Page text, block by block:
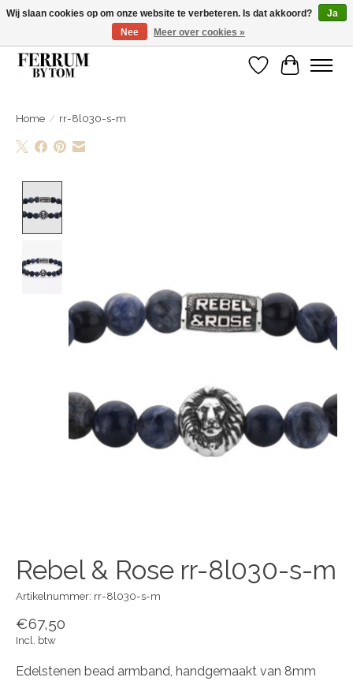
Wij zijn gelsoten van 14 tm 18 februari
Verlanglijst
Home / rr-8l030-s-m
Rebel & Rose rr-8l030-s-m
Artikelnummer: rr-8l030-s-m
€67,50
Incl. btw
Edelstenen bead armband, handgemaakt van 8mm
Wij slaan cookies op om onze website te verbeteren. Is dat akkoord?
Ja
Nee
Meer over cookies »